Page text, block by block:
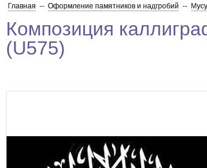
Главная -- Оформление памятников и надгробий --
Композиция
(U575)